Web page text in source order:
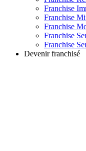
Franchise
Franchise
Franchise
Franchise
Franchise
Devenir franchisé